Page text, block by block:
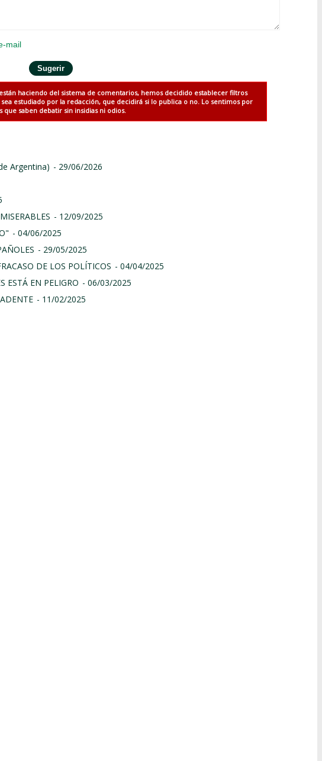
mail
haciendo del sistema de comentarios, hemos decidido establecer filtros
estudiado por la redacción, que decidirá si lo publica o no. Lo sentimos por
que saben debatir sin insidias ni odios.
Argentina) - 29/06/2026
- 12/09/2025
- 04/06/2025
- 29/05/2025
DE LOS POLÍTICOS - 04/04/2025
ESTÁ EN PELIGRO - 06/03/2025
- 11/02/2025